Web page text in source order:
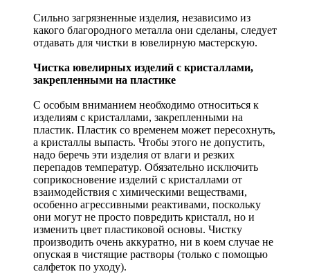
Сильно загрязненные изделия, независимо из
какого благородного металла они сделаны, следует
отдавать для чистки в ювелирную мастерскую.
Чистка ювелирных изделий с кристаллами,
закрепленными на пластике
С особым вниманием необходимо относиться к
изделиям с кристаллами, закрепленными на
пластик. Пластик со временем может пересохнуть,
а кристаллы выпасть. Чтобы этого не допустить,
надо беречь эти изделия от влаги и резких
перепадов температур. Обязательно исключить
соприкосновение изделий с кристаллами от
взаимодействия с химическими веществами,
особенно агрессивными реактивами, поскольку
они могут не просто повредить кристалл, но и
изменить цвет пластиковой основы. Чистку
производить очень аккуратно, ни в коем случае не
опуская в чистящие растворы (только с помощью
салфеток по уходу).